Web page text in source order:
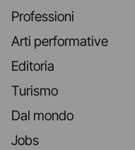
Professioni
Arti performative
Editoria
Turismo
Dal mondo
Jobs